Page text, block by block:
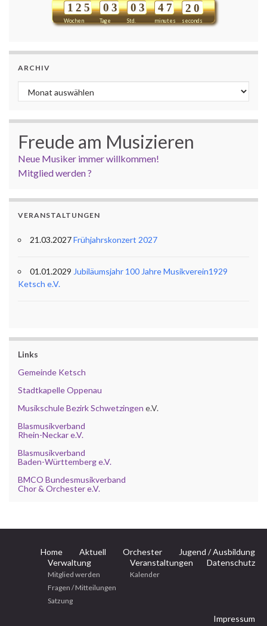
Wochen
1 2 5
Tage
0 3
Std.
0 3
minutes
4 7
seconds
1
29
0
ARCHIV
Archiv
Freude am Musizieren
Neue Musiker immer willkommen!
Mitglied werden ?
VERANSTALTUNGEN
21.03.2027Frühjahrskonzert 2027
01.01.2029 Jubiläumsjahr 100 Jahre Musikverein1929
Ketsch e.V.
Links
Gemeinde Ketsch
Stadtkapelle Oppenau
Musikschule Bezirk Schwetzingen e.V.
Blasmusikverband
Rhein-Neckar e.V.
Blasmusikverband
Baden-Württemberg e.V.
BMCO Bundesmusikverband
Chor & Orchester e.V.
Home Aktuell Orchester
Jugend / Ausbildung
Verwaltung
Mitglied werden
Fragen / Mitteilungen
Satzung
Veranstaltungen
Kalender
Datenschutz
Impressum